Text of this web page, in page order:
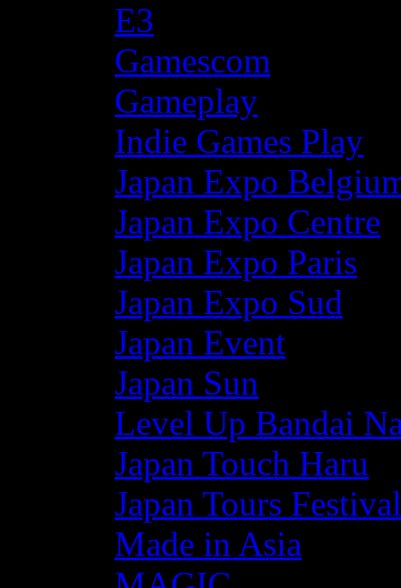
E3
Gamescom
Gameplay
Indie Games Play
Japan Expo
Japan Expo Centre
Japan Expo Paris
Japan Expo Sud
Japan Event
Japan Sun
Level Up Bandai
Japan Touch Haru
Japan Tours Festival
Made in Asia